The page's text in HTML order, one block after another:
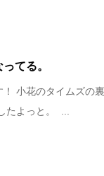
てる。
小花のタイムズの
たよっと。 ...